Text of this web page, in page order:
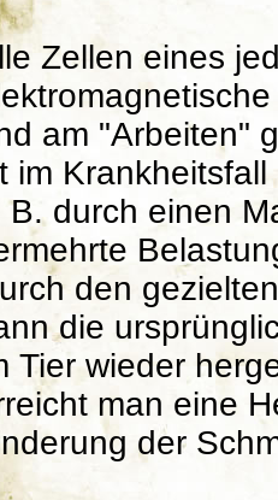
Zellen eines
am "Arbeiten"
im
B. durch einen
den
die
Tier wieder
man eine
der